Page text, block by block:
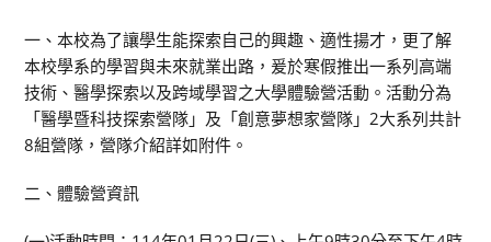
一、本校為了讓學生能探索自己的興趣、適性揚才，更了解
本校學系的學習與未來就業出路，爰於寒假推出一系列高端
技術、醫學探索以及跨域學習之大學體驗營活動。活動分為
「醫學暨科技探索營隊」及「創意夢想家營隊」2大系列共計
8組營隊，營隊介紹詳如附件。
二、體驗營資訊